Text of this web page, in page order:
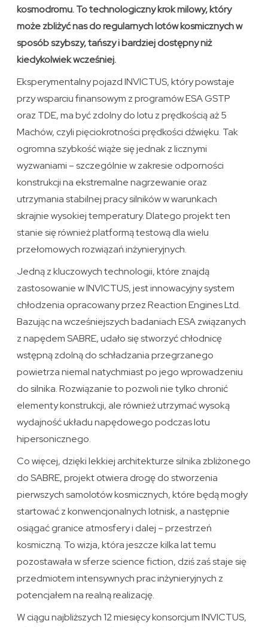
kosmodromu. To technologiczny krok milowy, który
może zbliżyć nas do regularnych lotów kosmicznych w
sposób szybszy, tańszy i bardziej dostępny niż
kiedykolwiek wcześniej.
Eksperymentalny pojazd INVICTUS, który powstaje
przy wsparciu finansowym z programów ESA GSTP
oraz TDE, ma być zdolny do lotu z prędkością aż 5
Machów, czyli pięciokrotności prędkości dźwięku. Tak
ogromna szybkość wiąże się jednak z licznymi
wyzwaniami – szczególnie w zakresie odporności
konstrukcji na ekstremalne nagrzewanie oraz
utrzymania stabilnej pracy silników w warunkach
skrajnie wysokiej temperatury. Dlatego projekt ten
stanie się również platformą testową dla wielu
przełomowych rozwiązań inżynieryjnych.
Jedną z kluczowych technologii, które znajdą
zastosowanie w INVICTUS, jest innowacyjny system
chłodzenia opracowany przez Reaction Engines Ltd.
Bazując na wcześniejszych badaniach ESA związanych
z napędem SABRE, udało się stworzyć chłodnicę
wstępną zdolną do schładzania przegrzanego
powietrza niemal natychmiast po jego wprowadzeniu
do silnika. Rozwiązanie to pozwoli nie tylko chronić
elementy konstrukcji, ale również utrzymać wysoką
wydajność układu napędowego podczas lotu
hipersonicznego.
Co więcej, dzięki lekkiej architekturze silnika zbliżonego
do SABRE, projekt otwiera drogę do stworzenia
pierwszych samolotów kosmicznych, które będą mogły
startować z konwencjonalnych lotnisk, a następnie
osiągać granice atmosfery i dalej – przestrzeń
kosmiczną. To wizja, która jeszcze kilka lat temu
pozostawała w sferze science fiction, dziś zaś staje się
przedmiotem intensywnych prac inżynieryjnych z
potencjałem na realną realizację.
W ciągu najbliższych 12 miesięcy konsorcjum INVICTUS,